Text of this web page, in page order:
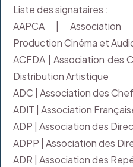
Liste des signataires :
AAPCA | Association
Production Cinéma et
ACFDA | Association des
Distribution Artistique
ADC | Association des
ADIT | Association
ADP | Association des
ADPP | Association des
ADR | Association des